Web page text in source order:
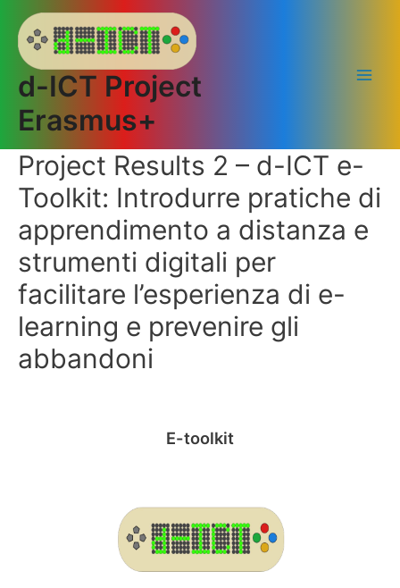
contenuto
d-ICT Project
Erasmus+
Project Results 2 – d-ICT e-
Toolkit: Introdurre pratiche di
apprendimento a distanza e
strumenti digitali per
facilitare l’esperienza di e-
learning e prevenire gli
abbandoni
E-toolkit